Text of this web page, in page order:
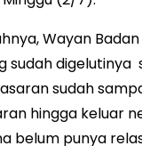
Wayan
sudah digelutinya
sudah
hingga keluar
belum punya